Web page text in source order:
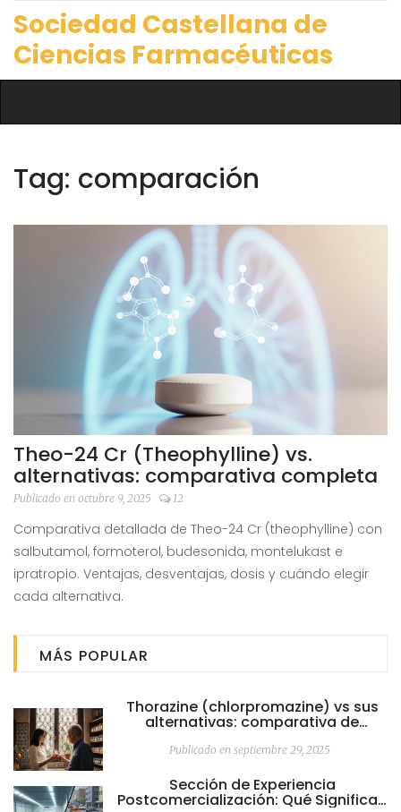
Sociedad Castellana de
Ciencias Farmacéuticas
Tag: comparación
Theo-24 Cr (Theophylline) vs.
alternativas: comparativa completa
Publicado en octubre 9, 2025 12
Comparativa detallada de Theo-24 Cr (theophylline) con
salbutamol, formoterol, budesonida, montelukast e
ipratropio. Ventajas, desventajas, dosis y cuándo elegir
cada alternativa.
MÁS POPULAR
Thorazine (chlorpromazine) vs sus
alternativas: comparativa de
Publicado en septiembre 29, 2025
Sección de Experiencia
Postcomercialización: Qué Significan